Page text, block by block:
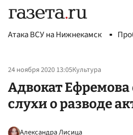
Атака ВСУ на Нижнекамск
24 ноября 2020 13:05Культура
Адвокат Ефремова
слухи о разводе
Александра Лисица